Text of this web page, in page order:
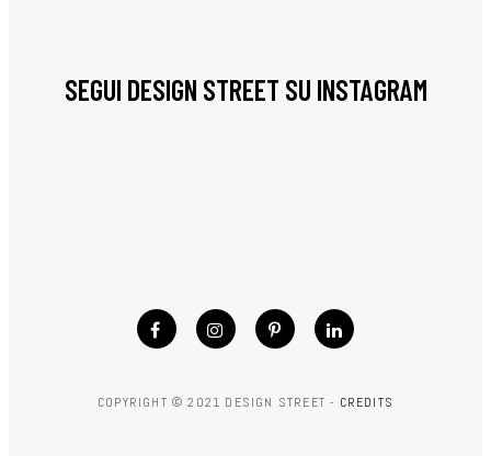
SEGUI DESIGN STREET SU INSTAGRAM
COPYRIGHT © 2021 DESIGN STREET - CREDITS